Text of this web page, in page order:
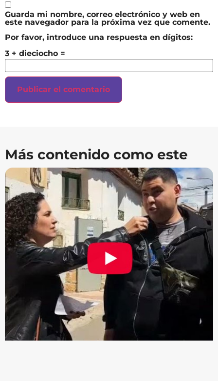
Guarda mi nombre, correo electrónico y web en
este navegador para la próxima vez que comente.
Por favor, introduce una respuesta en dígitos:
3 + dieciocho =
Más contenido como este